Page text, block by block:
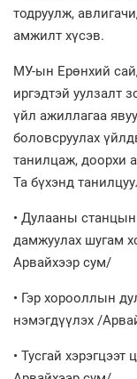
тодруулж,
амжилт хүсэв.
МУ-ын Ерөнхий
иргэдтэй уулзалт
үйл ажиллагаа
боловсруулах
танилцаж, доорхи
Та бүхэнд
• Дулааны
дамжуулах шугам
Арвайхээр сум/
• Гэр хорооллын
нэмэгдүүлэх /
• Тусгай